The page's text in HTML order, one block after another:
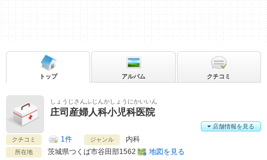
しょうじさんふじんかしょうにかいいん
庄司産婦人科小児科医院
クチコミ 1件 ジャンル 内科
所在地 茨城県つくば市谷田部1562 地図を見る
店舗情報を見る
トップ アルバム クチコミ